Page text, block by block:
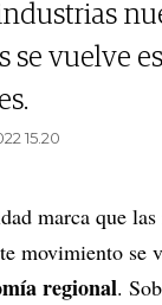
se vuelve
15.20
marca que
movimiento se
regional.